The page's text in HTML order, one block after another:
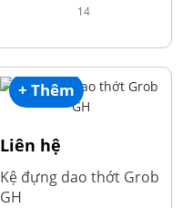
14
+ Thêm
Liên hệ
Kệ đựng dao thớt Grob
GH